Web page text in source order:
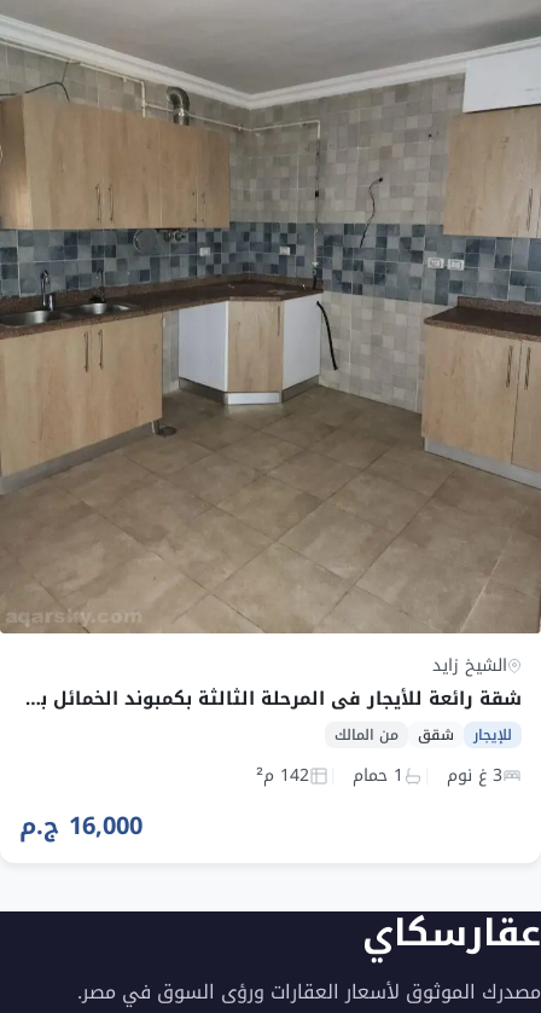
الشيخ زايد
شقة رائعة للأيجار فى المرحلة الثالثة بكمبوند الخمائل بالشيخ زايد, وجه بحرى 142 متر.
للإيجار شقق من المالك
3 غ نوم 1 حمام 142 م²
16,000 ج.م
عقارسكاي
مصدرك الموثوق لأسعار العقارات ورؤى السوق في مصر.